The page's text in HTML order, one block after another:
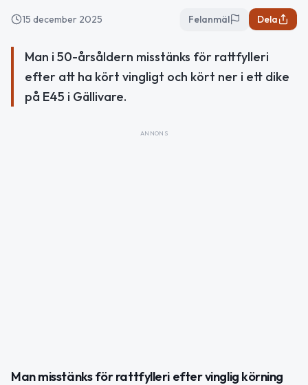
15 december 2025 Felanmäl Dela
Man i 50-årsåldern misstänks för rattfylleri
efter att ha kört vingligt och kört ner i ett dike
på E45 i Gällivare.
ANNONS
Man misstänks för rattfylleri efter vinglig körning